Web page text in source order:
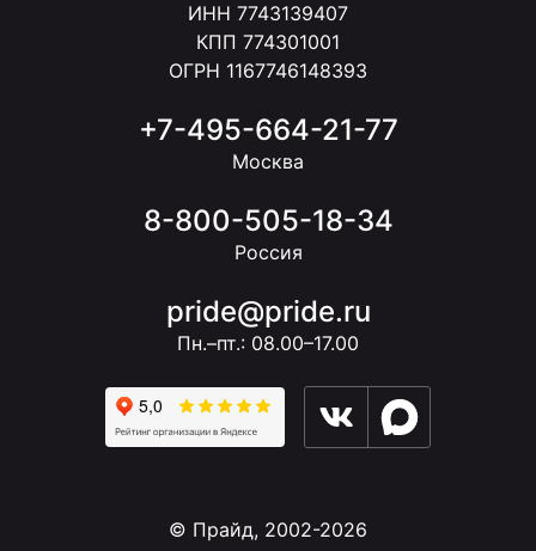
ИНН 7743139407
КПП 774301001
ОГРН 1167746148393
+7-495-664-21-77
Москва
8-800-505-18-34
Россия
pride@pride.ru
Пн.–пт.: 08.00–17.00
© Прайд, 2002-2026